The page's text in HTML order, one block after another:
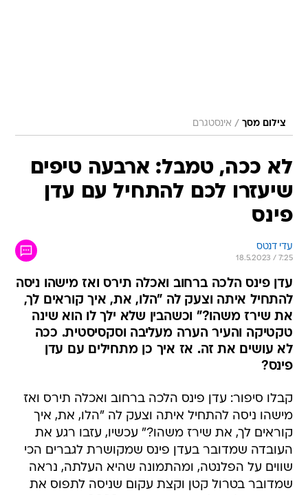
צילום מסך / אינסטגרם
לא ככה, טמבל: ארבעה טיפים
שיעזרו לכם להתחיל עם עדן
פינס
עדי דנטס
18.5.2023 / 7:25
עדן פינס הלכה ברחוב ואכלה תירס ואז מישהו ניסה
להתחיל איתה וצעק לה "הלו, את, איך קוראים לך,
את שירז משהו?" וכשהבין שלא ילך לו הוא שינה
טקטיקה והעיר הערה מעליבה וסקסיסטית. ככה
לא עושים את זה. אז איך כן מתחילים עם עדן
פינס?
קבלו סיפור: עדן פינס הלכה ברחוב ואכלה תירס ואז
מישהו ניסה להתחיל איתה וצעק לה "הלו, את, איך
קוראים לך, את שירז משהו?" עכשיו, עזבו רגע את
העובדה שמדובר בעדן פינס שמקושרת לגברים הכי
שווים על הפלנטה, ומהתמונה שהיא העלתה, נראה
שמדובר בטרול קטן וקצת עקום שניסה לתפוס את